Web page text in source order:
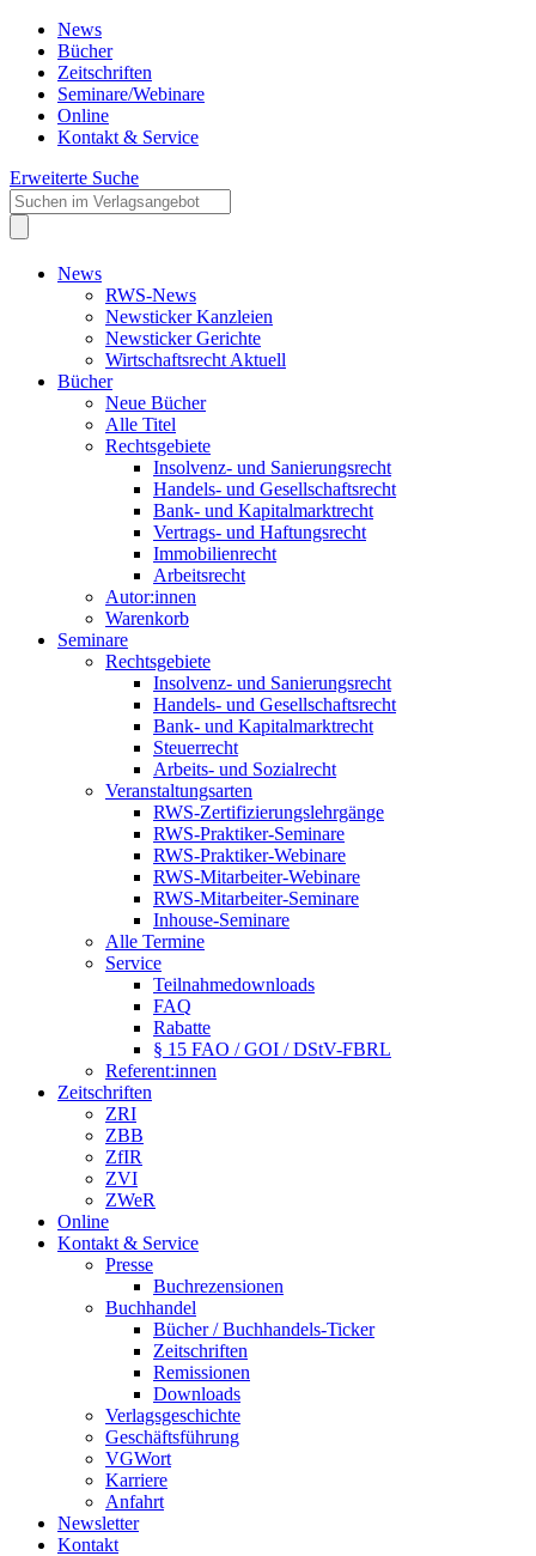
News
Bücher
Zeitschriften
Seminare/Webinare
Online
Kontakt & Service
Erweiterte Suche
News
RWS-News
Newsticker Kanzleien
Newsticker Gerichte
Wirtschaftsrecht Aktuell
Bücher
Neue Bücher
Alle Titel
Rechtsgebiete
Insolvenz- und Sanierungsrecht
Handels- und Gesellschaftsrecht
Bank- und Kapitalmarktrecht
Vertrags- und Haftungsrecht
Immobilienrecht
Arbeitsrecht
Autor:innen
Warenkorb
Seminare
Rechtsgebiete
Insolvenz- und Sanierungsrecht
Handels- und Gesellschaftsrecht
Bank- und Kapitalmarktrecht
Steuerrecht
Arbeits- und Sozialrecht
Veranstaltungsarten
RWS-Zertifizierungslehrgänge
RWS-Praktiker-Seminare
RWS-Praktiker-Webinare
RWS-Mitarbeiter-Webinare
RWS-Mitarbeiter-Seminare
Inhouse-Seminare
Alle Termine
Service
Teilnahmedownloads
FAQ
Rabatte
§ 15 FAO / GOI / DStV-FBRL
Referent:innen
Zeitschriften
ZRI
ZBB
ZfIR
ZVI
ZWeR
Online
Kontakt & Service
Presse
Buchrezensionen
Buchhandel
Bücher / Buchhandels-Ticker
Zeitschriften
Remissionen
Downloads
Verlagsgeschichte
Geschäftsführung
VGWort
Karriere
Anfahrt
Newsletter
Kontakt